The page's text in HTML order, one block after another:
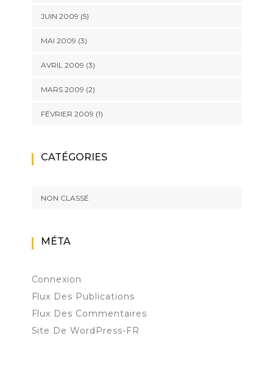
JUIN 2009 (5)
MAI 2009 (3)
AVRIL 2009 (3)
MARS 2009 (2)
FÉVRIER 2009 (1)
CATÉGORIES
NON CLASSÉ
MÉTA
Connexion
Flux Des Publications
Flux Des Commentaires
Site De WordPress-FR